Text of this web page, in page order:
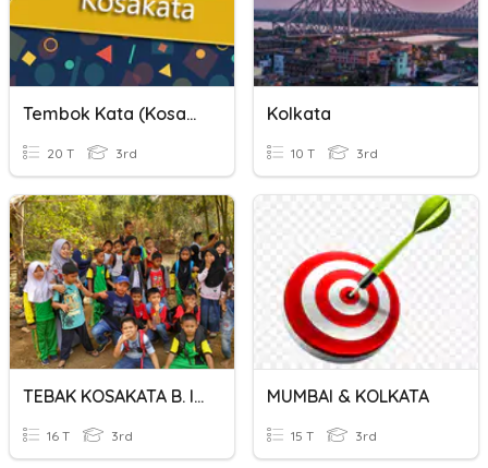
Tembok Kata (Kosakata)
20 T 3rd
Kolkata
10 T 3rd
TEBAK KOSAKATA B. INGGRIS
16 T 3rd
MUMBAI & KOLKATA
15 T 3rd